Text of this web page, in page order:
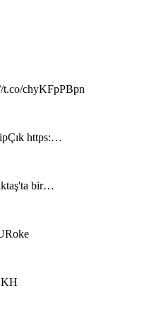
t.co/chyKFpPBpn
https:…
bir…